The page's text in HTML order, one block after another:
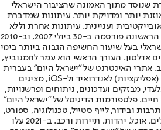
שנוסד מתוך האמונה שהציבור הישראלי
יותר ומדויקת יותר. עיתונות שמדברת
ועניינית. עיתונות אחרת וללא
תשלום. המהדורה המודפסת הראשונה פורסמה ב-30 ביולי 2007, וב-2010
בעל שיעור החשיפה הגבוה ביותר בימי
אדלסון. העורך הראשי הוא עמר לחמנוביץ,
אתרי האינטרנט של "ישראל היום" בעברית
ובאנגלית, כמו כן היישומונים (אפליקציות) לאנדרואיד ול-iOS, מציגים
מבזקים ועדכונים, ניתוחים ופרשנויות,
חיים. פלטפורמות הדיגיטל של "ישראל היום"
ובידור, לייף סטייל, טכנולוגיה, ספורט,
כלכלה וצרכנות, בריאות, חיילים, אוכל, יהדות, תיירות ורכב. ב-2021 עלו